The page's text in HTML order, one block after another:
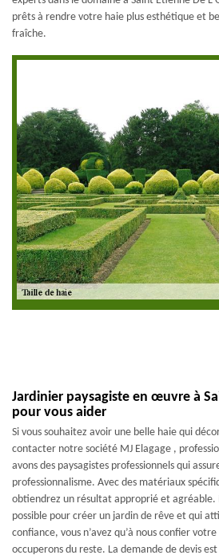
prêts à rendre votre haie plus esthétique et
fraîche.
Jardinier paysagiste en œuvre à
pour vous aider
Si vous souhaitez avoir une belle haie qui
contacter notre société MJ Elagage ,
avons des paysagistes professionnels qui
professionnalisme. Avec des matériaux
obtiendrez un résultat approprié et agréable.
possible pour créer un jardin de rêve et qui
confiance, vous n’avez qu’à nous confier
occuperons du reste. La demande de devis